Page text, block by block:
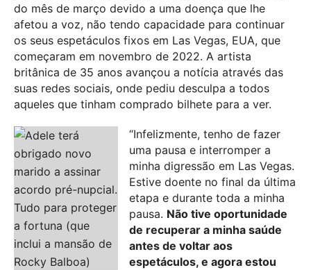
do mês de março devido a uma doença que lhe
afetou a voz, não tendo capacidade para continuar
os seus espetáculos fixos em Las Vegas, EUA, que
começaram em novembro de 2022. A artista
britânica de 35 anos avançou a notícia através das
suas redes sociais, onde pediu desculpa a todos
aqueles que tinham comprado bilhete para a ver.
“Infelizmente, tenho de fazer
uma pausa e interromper a
minha digressão em Las Vegas.
Estive doente no final da última
etapa e durante toda a minha
pausa. Não tive oportunidade
de recuperar a minha saúde
antes de voltar aos
espetáculos, e agora estou